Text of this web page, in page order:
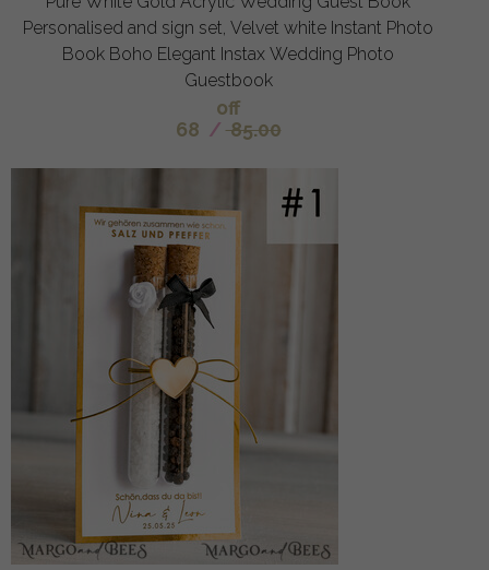
Personalised and sign set, Velvet white Instant Photo
Book Boho Elegant Instax Wedding Photo
Guestbook
off
68 / 85.00